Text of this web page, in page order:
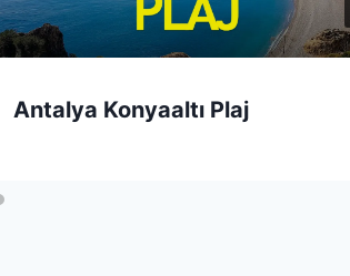
Antalya Konyaaltı Plaj